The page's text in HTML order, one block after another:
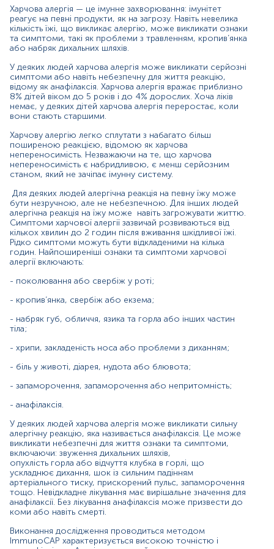
- біль у животі, діарея, нудота або блювота;
- запаморочення, запаморочення або непритомність;
- анафілаксія.
У деяких людей харчова алергія може викликати сильну
алергічну реакцію, яка називається анафілаксія. Це
може викликати небезпечні для життя ознаки та
симптоми, включаючи: звуження дихальних шляхів,
опухлість горла або відчуття клубка в горлі, що
ускладнює дихання, шок із сильним падінням
артеріального тиску, прискорений
пульс, запаморочення тощо. Невідкладне лікування
має вирішальне значення для анафілаксії. Без лікування
анафілаксія може призвести до коми або навіть смерті.
ІmmunoCAP характеризується високою точністю і
специфічністю. Аналіз заснований на
імунофлюоресцентному методі, що дозволяє
збільшити чутливість тесту у кілька разів у порівнянні з
іншими тестами на визначення алергенів.
Переваги методики ІmmunoCAP:
ІmmunoCAP дозволяє з високою точністю
терапію та елімінаційні заходи, що дає змогу
суттєво покращити якість життя пацієнта;
кількісний аналіз кожного з окремих алергенів;
ризику ускладнень для пацієнта;
стероїдів, антигістамінних, гормональних та інших
лікарських препаратів, не залежить від стану
шкіри, вагітності, віку.
Матеріал
сироватка крові
*Одиниці вимірювання, референтні значення та діапазон
вимірювань можуть змінюватися у відповідності до зміни
тест-систем.
Харчова алергія — це імунне захворювання: імунітет
реагує на певні продукти, як на загрозу. Навіть невелика
кількість їжі, що викликає алергію, може викликати ознаки
та симптоми, такі як проблеми з травленням, кропив’янка
або набряк дихальних шляхів.
У деяких людей харчова алергія може викликати серйозні
симптоми або навіть небезпечну для життя реакцію,
відому як анафілаксія. Харчова алергія вражає приблизно
8% дітей віком до 5 років і до 4% дорослих. Хоча ліків
немає, у деяких дітей харчова алергія переростає, коли
вони стають старшими.
Харчову алергію легко сплутати з набагато більш
поширеною реакцією, відомою як харчова
непереносимість. Незважаючи на те, що харчова
непереносимість є набридливою, є менш серйозним
станом, який не зачіпає імунну систему.
Для деяких людей алергічна реакція на певну їжу може
бути незручною, але не небезпечною. Для інших людей
алергічна реакція на їжу може навіть загрожувати життю.
Симптоми харчової алергії зазвичай розвиваються від
кількох хвилин до 2 годин після вживання шкідливої ​​їжі.
Рідко симптоми можуть бути відкладеними на кілька
годин. Найпоширеніші ознаки та симптоми харчової
алергії включають:
- поколювання або свербіж у роті;
- кропив’янка, свербіж або екзема;
- набряк губ, обличчя, язика та горла або інших частин
тіла;
- хрипи, закладеність носа або проблеми з диханням;
- біль у животі, діарея, нудота або блювота;
- запаморочення, запаморочення або непритомність;
- анафілаксія.
У деяких людей харчова алергія може викликати сильну
алергічну реакцію, яка називається анафілаксія. Це може
викликати небезпечні для життя ознаки та симптоми,
включаючи: звуження дихальних шляхів,
опухлість горла або відчуття клубка в горлі, що
ускладнює дихання, шок із сильним падінням
артеріального тиску, прискорений пульс, запаморочення
тощо. Невідкладне лікування має вирішальне значення для
анафілаксії. Без лікування анафілаксія може призвести до
коми або навіть смерті.
Виконання дослідження проводиться методом
ІmmunoCAP характеризується високою точністю і